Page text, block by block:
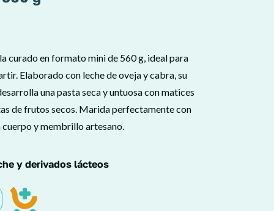
curado en formato mini de 560 g, ideal para
Elaborado con leche de oveja y cabra, su
una pasta seca y untuosa con matices
de frutos secos. Marida perfectamente con
y membrillo artesano.
y derivados lácteos